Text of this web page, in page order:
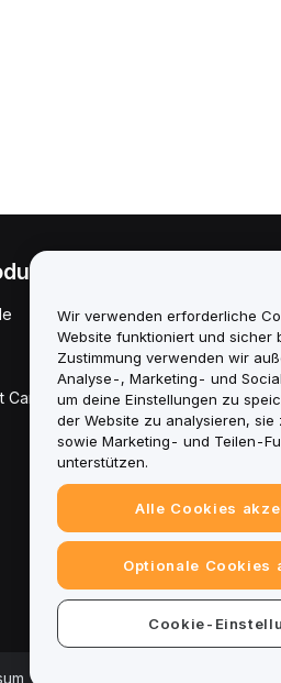
Card
Richtlinie zu
der
und
Krypto-Asset-
Whitepaper
|
Wir verwenden erforderliche
Website funktioniert und sicher
Zustimmung verwenden wir
Analyse-, Marketing- und
um deine Einstellungen zu
der Website zu analysieren, sie
sowie Marketing- und Teilen-
unterstützen.
Alle Cookies
Optionale Cookies
Cookie-